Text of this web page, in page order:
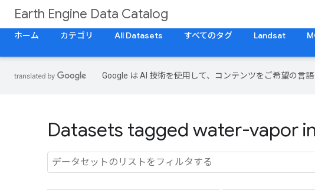
Earth Engine Data Catalog
ホーム
カテゴリ All Datasets すべてのタグ Landsat
Google は AI 技術を使用して、コンテンツをご希望の言
Datasets tagged water-vapor